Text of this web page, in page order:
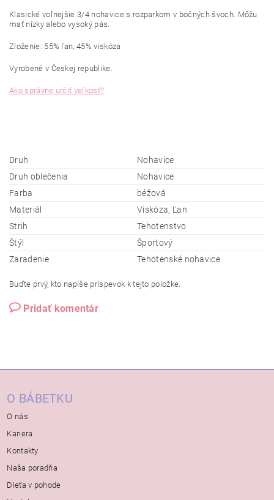
Klasické voľnejšie 3/4 nohavice s rozparkom v bočných švoch. Môžu
mať nízky alebo vysoký pás.
Zloženie: 55% ľan, 45% viskóza
Vyrobené v Českej republike.
Ako správne určiť veľkosť?
Druh
Nohavice
Druh oblečenia
Nohavice
Farba
béžová
Materiál
Viskóza, Ľan
Strih
Tehotenstvo
Štýl
Športový
Zaradenie
Tehotenské nohavice
Buďte prvý, kto napíše príspevok k tejto položke.
Pridať komentár
O BÁBETKU
O nás
Kariera
Kontakty
Naša poradňa
Dieťa v pohode